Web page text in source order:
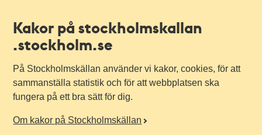
Kakor på stockholmskallan
.stockholm.se
På Stockholmskällan använder vi kakor, cookies, för att
sammanställa statistik och för att webbplatsen ska
fungera på ett bra sätt för dig.
Om kakor på Stockholmskällan